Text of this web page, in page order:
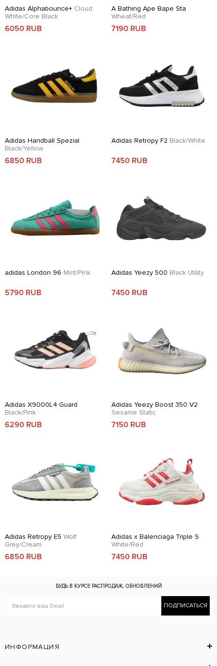
Adidas Alphabounce+ Cloud
White/Core Black
6050 RUB
A Bathing Ape Bape Sta
Wheat/Red
7190 RUB
Adidas Handball Spezial
Black/Yellow
6850 RUB
Adidas Retropy F2 Black/White
7450 RUB
adidas London 96 Mint/Pink
5790 RUB
Adidas Yeezy 500 Black Utility
7450 RUB
Adidas X9000L4 Guard
Black/Pink
6290 RUB
Adidas Yeezy Boost 350 V2
Sesame Static
7150 RUB
Adidas Retropy E5 Wolf
Grey/Cream
6850 RUB
Adidas x Balenciaga Triple S
White/Red
7450 RUB
БУДЬ В КУРСЕ РАСПРОДАЖ, ОБНОВЛЕНИЙ
ПОДПИСАТЬСЯ
ИНФОРМАЦИЯ